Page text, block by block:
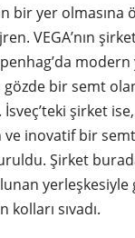
bir yer olmasına
VEGA’nın
modern
bir semt
İsveç’teki şirket
inovatif bir
Şirket
yerleşkesiyle
sıvadı.